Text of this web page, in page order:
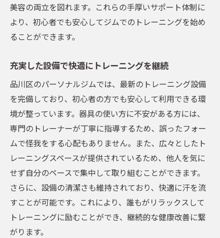
継続可能なダイエットのためのモチベーシ
ョン維持法
プと引き締め効果
個別指導で実現する効率的な筋力アップ
体型変化を実感できるトレーニングメソッ
ド
一人ひとりのペースに合わせた指導の重要
性
筋力アップがもたらす健康効果と体型改善
パーソナルジムでの引き締め効果を高める
方法
専門のトレーナーによる正しいフォームの
指導
美容の両立を図れます。これらの手厚いサポート体制に
より、初心者でも安心してジムでのトレーニングを始め
ることができます。
充実した設備で快適にトレーニングを継続
品川区のパーソナルジムでは、最新のトレーニング設備
を完備しており、初心者の方でも安心して利用できる環
境が整っています。器具の使い方に不安がある方には、
専門のトレーナーが丁寧に指導するため、誤ったフォー
ムで怪我をする心配もありません。また、広々としたト
レーニングスペースが提供されているため、他人を気に
せず自分のペースで集中して取り組むことができます。
さらに、設備の清潔さも維持されており、快適に汗を流
すことが可能です。これにより、誰もがリラックスして
トレーニングに励むことができ、継続的な健康改善に繋
がります。